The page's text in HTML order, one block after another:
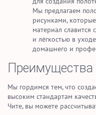
Мы предлагаем
рисунками,
материал славится
и лёгкостью в
домашнего и
Мы гордимся тем, что
высоким стандартам
Чите, вы можете